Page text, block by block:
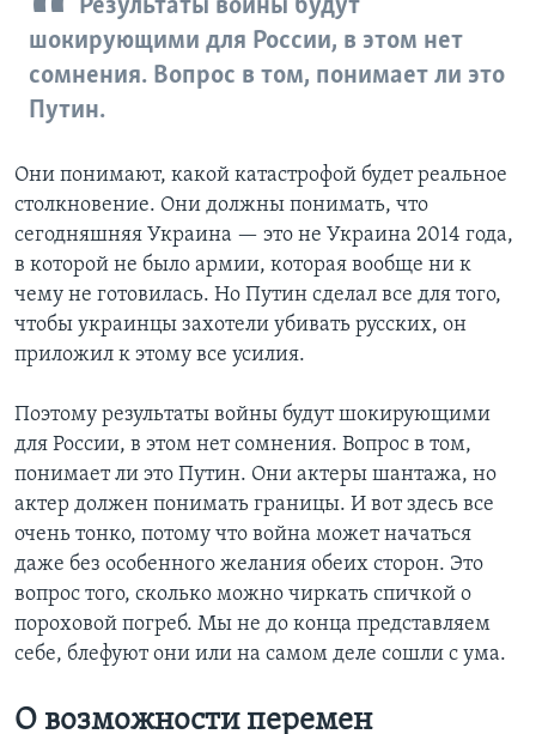
Результаты войны будут
шокирующими для России, в этом нет
сомнения. Вопрос в том, понимает ли это
Путин.
Они понимают, какой катастрофой будет реальное
столкновение. Они должны понимать, что
сегодняшняя Украина — это не Украина 2014 года,
в которой не было армии, которая вообще ни к
чему не готовилась. Но Путин сделал все для того,
чтобы украинцы захотели убивать русских, он
приложил к этому все усилия.
Поэтому результаты войны будут шокирующими
для России, в этом нет сомнения. Вопрос в том,
понимает ли это Путин. Они актеры шантажа, но
актер должен понимать границы. И вот здесь все
очень тонко, потому что война может начаться
даже без особенного желания обеих сторон. Это
вопрос того, сколько можно чиркать спичкой о
пороховой погреб. Мы не до конца представляем
себе, блефуют они или на самом деле сошли с ума.
О возможности перемен